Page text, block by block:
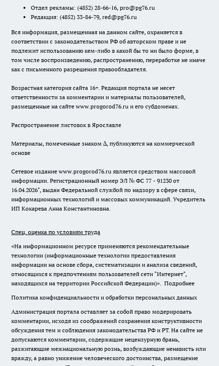
Отдел рекламы: (4852) 28-66-16, pro@pg76.ru
Редакция: (4852) 33-84-79, red@pg76.ru
Вся информация, размещенная на данном сайте, охраняется в
соответствии с законодательством РФ об авторском праве и не
подлежит использованию кем-либо в какой бы то ни было форме, в
том числе воспроизведению, распространению, переработке не иначе
как с письменного разрешения правообладателя.
Возрастная категория сайта 16+. Редакция портала не несет
ответственности за комментарии и материалы пользователей,
размещенные на сайте www.progorod76.ru и его субдоменах.
Распространение листовок в Ярославле
Материалы, помеченные знаком ∆, публикуются на коммерческой
основе
Сетевое издание www.progorod76.ru является средством массовой
информации. Регистрационный номер ЭЛ № ФС 77 - 91230 от
16.04.2026", выдан Федеральной службой по надзору в сфере связи,
информационных технологий и массовых коммуникаций. Учредитель
ИП Кокарева Анна Константиновна.
Спец. оценка по условиям труда
«На информационном ресурсе применяются рекомендательные
технологии (информационные технологии предоставления
информации на основе сбора, систематизации и анализа сведений,
относящихся к предпочтениям пользователей сети "Интернет",
находящихся на территории Российской Федерации)». Подробнее
Политика конфиденциальности и обработки персональных данных
Администрация портала оставляет за собой право модерировать
комментарии, исходя из соображений сохранения конструктивности
обсуждения тем и соблюдения законодательства РФ и РТ. На сайте не
допускаются комментарии, содержащие нецензурную брань,
разжигающие межнациональную рознь, возбуждающие ненависть или
вражду, а равно унижение человеческого достоинства, размещение